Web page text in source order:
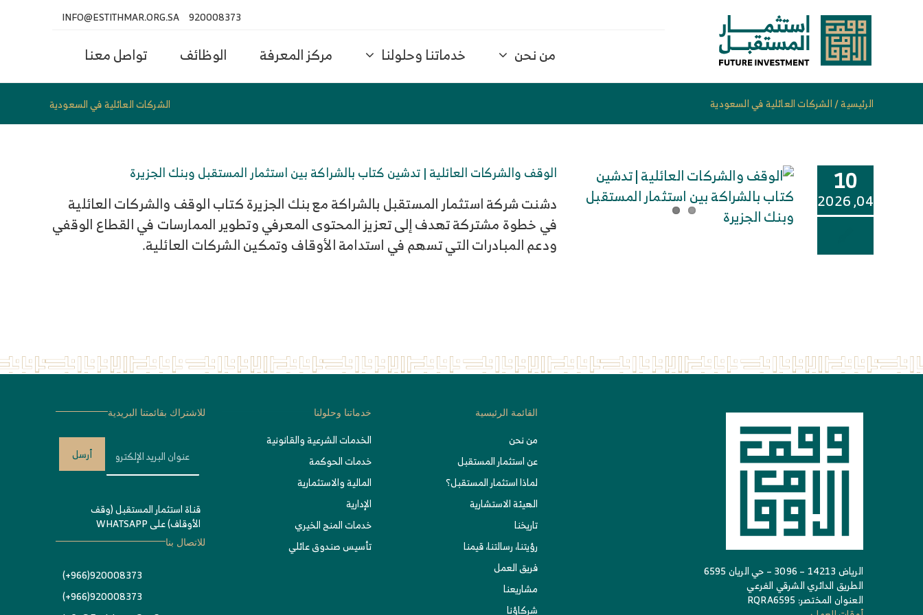
920008373
INFO@ESTITHMAR.ORG.SA
من نحن خدماتنا وحلولنا مركز المعرفة الوظائف تواصل معنا
الشركات العائلية في السعودية الرئيسية/الشركات العائلية في السعودية
10
04, 2026
الوقف والشركات العائلية | تدشين كتاب بالشراكة بين استثمار المستقبل وبنك الجزيرة
دشنت شركة استثمار المستقبل بالشراكة مع بنك الجزيرة كتاب الوقف والشركات العائلية
في خطوة مشتركة تهدف إلى تعزيز المحتوى المعرفي وتطوير الممارسات في القطاع الوقفي
ودعم المبادرات التي تسهم في استدامة الأوقاف وتمكين الشركات العائلية.
الرياض 14213 – 3096 – حي الريان 6595
الطريق الدائري الشرقي الفرعي
العنوان المختصر: RQRA6595
القائمة الرئيسية
من نحن
عن استثمار المستقبل
لماذا استثمار المستقبل؟
الهيئة الاستشارية
تاريخنا
رؤيتنا، رسالتنا، قيمنا
فريق العمل
مشاريعنا
شركاؤنا
خدماتنا وحلولنا
الخدمات الشرعية والقانونية
خدمات الحوكمة
المالية والاستثمارية
الإدارية
خدمات المنح الخيري
تأسيس صندوق عائلي
للاشتراك بقائمتنا البريدية
أرسل
قناة استثمار المستقبل (وقف
الأوقاف) على WHATSAPP
للاتصال بنا
920008373(966+)
920008373(966+)